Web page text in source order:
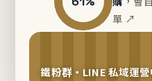
單 ↗
鐵粉群・LINE 私域運營